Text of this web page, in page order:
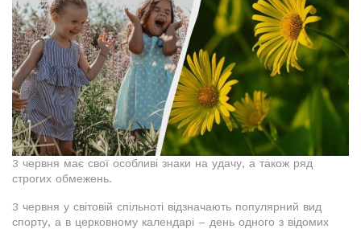
3 червня має свої особливі знаки на удачу, а також ряд
строгих обмежень.
3 червня у світовій спільноті відзначають популярний вид
спорту, а в церковному календарі – день одного з відомих